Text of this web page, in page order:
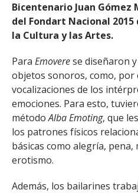
Bicentenario Juan Gómez
del Fondart Nacional
la Cultura y las Artes.
Para Emoverese diseñaron
objetos sonoros, como, por
vocalizaciones de los
emociones. Para esto,
métodoAlba Emoting, que
los patrones físicos
básicas como alegría,
erotismo.
Además, los bailarines